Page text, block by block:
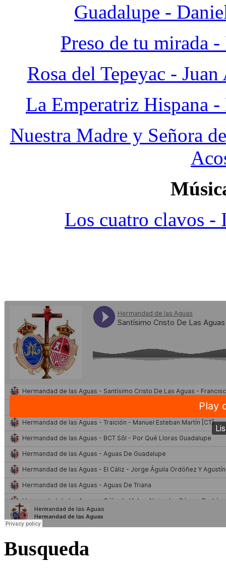
Guadalupe -
Preso de tu mirada
Rosa del Tepeyac -
La Emperatriz Hispana
Nuestra Madre y Señora
Los cuatro clavos -
Busqueda